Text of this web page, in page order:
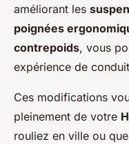
améliorant les
poignées
contrepoids, vous
expérience de
Ces modifications
pleinement de votre
rouliez en ville ou